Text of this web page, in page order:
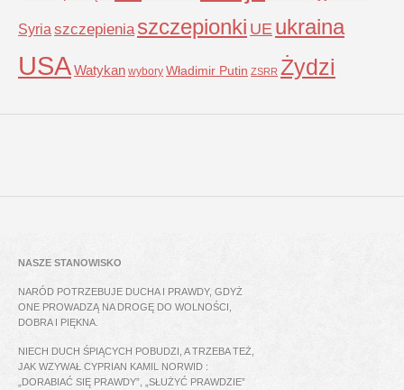
Syria szczepienia szczepionki UE ukraina
USAWatykan wybory Władimir Putin ZSRR Żydzi
NASZE STANOWISKO
NARÓD POTRZEBUJE DUCHA I PRAWDY, GDYŻ
ONE PROWADZĄ NA DROGĘ DO WOLNOŚCI,
DOBRA I PIĘKNA.
NIECH DUCH ŚPIĄCYCH POBUDZI, A TRZEBA TEŻ,
JAK WZYWAŁ CYPRIAN KAMIL NORWID :
„DORABIAĆ SIĘ PRAWDY”, „SŁUŻYĆ PRAWDZIE”